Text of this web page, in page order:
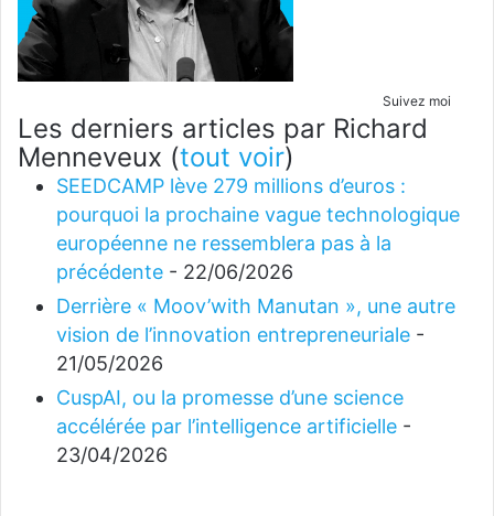
Suivez moi
Les derniers articles par Richard
Menneveux (tout voir)
SEEDCAMP lève 279 millions d’euros :
pourquoi la prochaine vague technologique
européenne ne ressemblera pas à la
précédente - 22/06/2026
Derrière « Moov’with Manutan », une autre
vision de l’innovation entrepreneuriale -
21/05/2026
CuspAI, ou la promesse d’une science
accélérée par l’intelligence artificielle -
23/04/2026